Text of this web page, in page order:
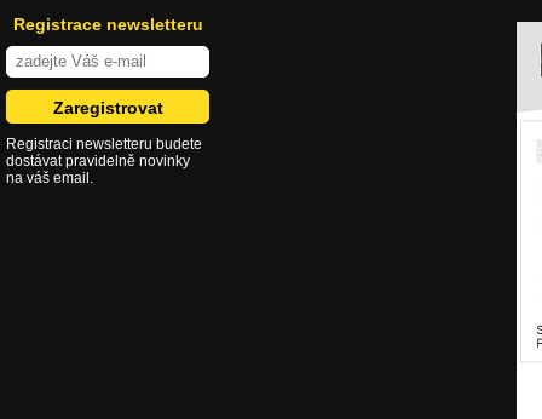
Registrace newsletteru
Registraci newsletteru budete
dostávat pravidelně novinky
na váš email.